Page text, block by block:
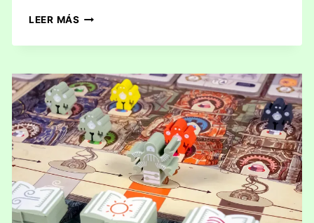
LEER MÁS RESEÑA:
LA
DE
LAS
IDEAS